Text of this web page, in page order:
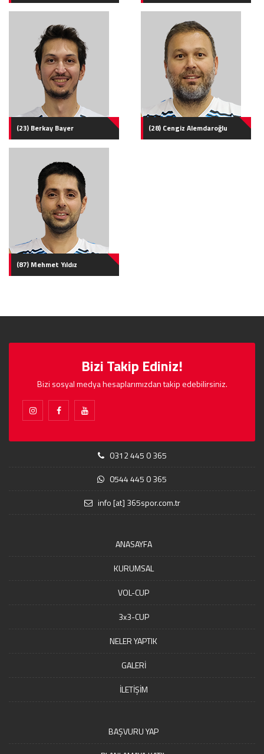
(23) Berkay Bayer (28) Cengiz Alemdaroğlu
(87) Mehmet Yıldız
Bizi Takip Ediniz!
Bizi sosyal medya hesaplarımızdan takip edebilirsiniz.
0312 445 0 365
0544 445 0 365
info [at] 365spor.com.tr
ANASAYFA
KURUMSAL
VOL-CUP
3x3-CUP
NELER YAPTIK
GALERİ
İLETİŞİM
BAŞVURU YAP